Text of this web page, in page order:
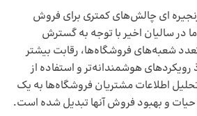
ای چالش‌های کمتری برای فروش
در سالیان اخیر با توجه به گسترش
شعبه‌های فروشگاه‌ها، رقابت بیشتر
هوشمندانه‌تر و استفاده از
اطلاعات مشتریان فروشگاه‌ها به یک
و بهبود فروش آنها تبدیل شده است.